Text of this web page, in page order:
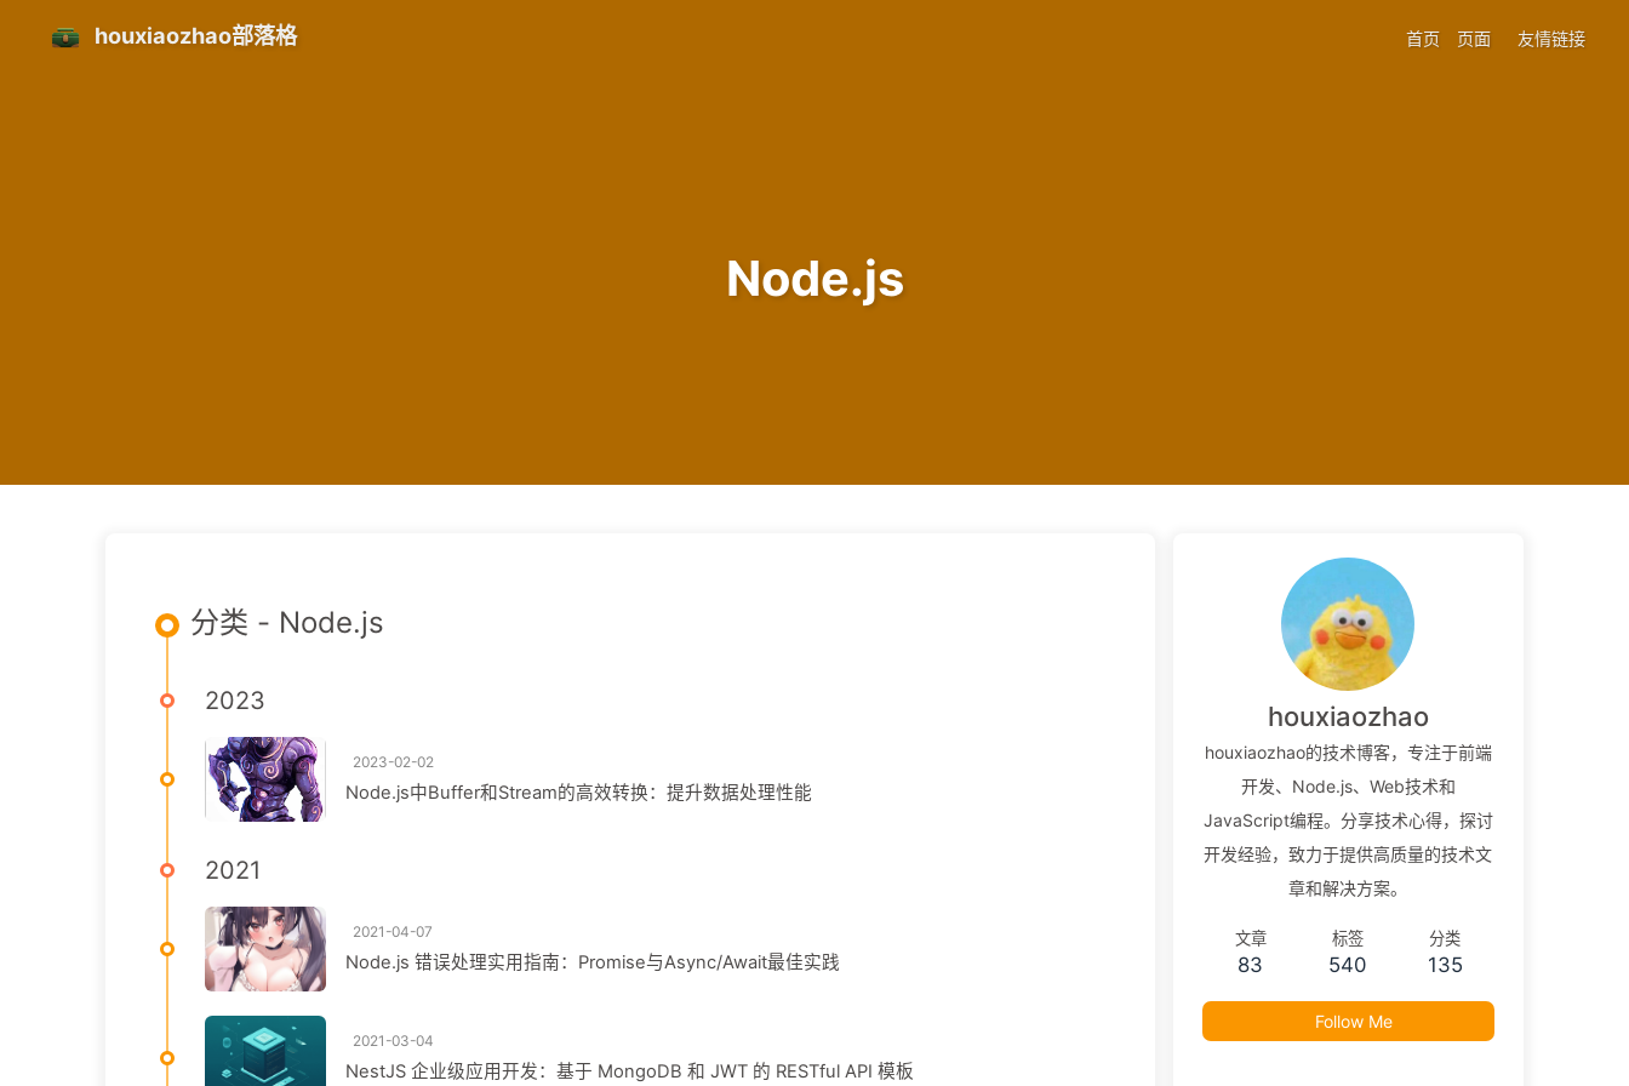
houxiaozhao部落格 首页 页面 友情链接
Node.js
分类 - Node.js
2023
2023-02-02
Node.js中Buffer和Stream的高效转换：提升数据处理性能
2021
2021-04-07
Node.js 错误处理实用指南：Promise与Async/Await最佳实践
2021-03-04
NestJS 企业级应用开发：基于 MongoDB 和 JWT 的 RESTful API 模板
houxiaozhao
houxiaozhao的技术博客，专注于前端
开发、Node.js、Web技术和
JavaScript编程。分享技术心得，探讨
开发经验，致力于提供高质量的技术文
章和解决方案。
文章
83
标签
540
分类
135
Follow Me